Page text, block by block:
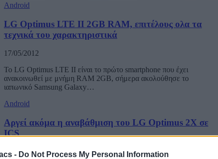
- Do Not Process My Personal Information
Android
LG Optimus LTE II 2GB RAM, επιτέλους ολα τα
τεχνικά του χαρακτηριστικά
17/05/2012
Το LG Optimus LTE II είναι το πρώτο smartphone που έχει
ανακοινωθεί με μνήμη RAM 2GB, σήμερα ακολούθησε το
ιαπωνικό Samsung Galaxy…
Android
Αργεί ακόμα η αναβάθμιση του LG Optimus 2X σε
ICS
14/05/2012